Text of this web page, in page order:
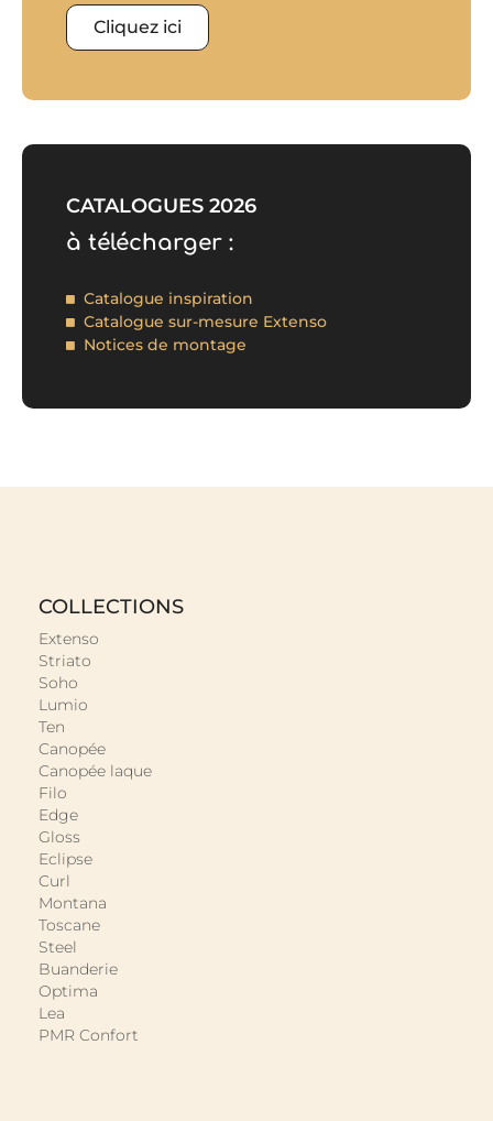
Cliquez ici
CATALOGUES 2026
à télécharger :
Catalogue inspiration
Catalogue sur-mesure Extenso
Notices de montage
COLLECTIONS
Extenso
Striato
Soho
Lumio
Ten
Canopée
Canopée laque
Filo
Edge
Gloss
Eclipse
Curl
Montana
Toscane
Steel
Buanderie
Optima
Lea
PMR Confort